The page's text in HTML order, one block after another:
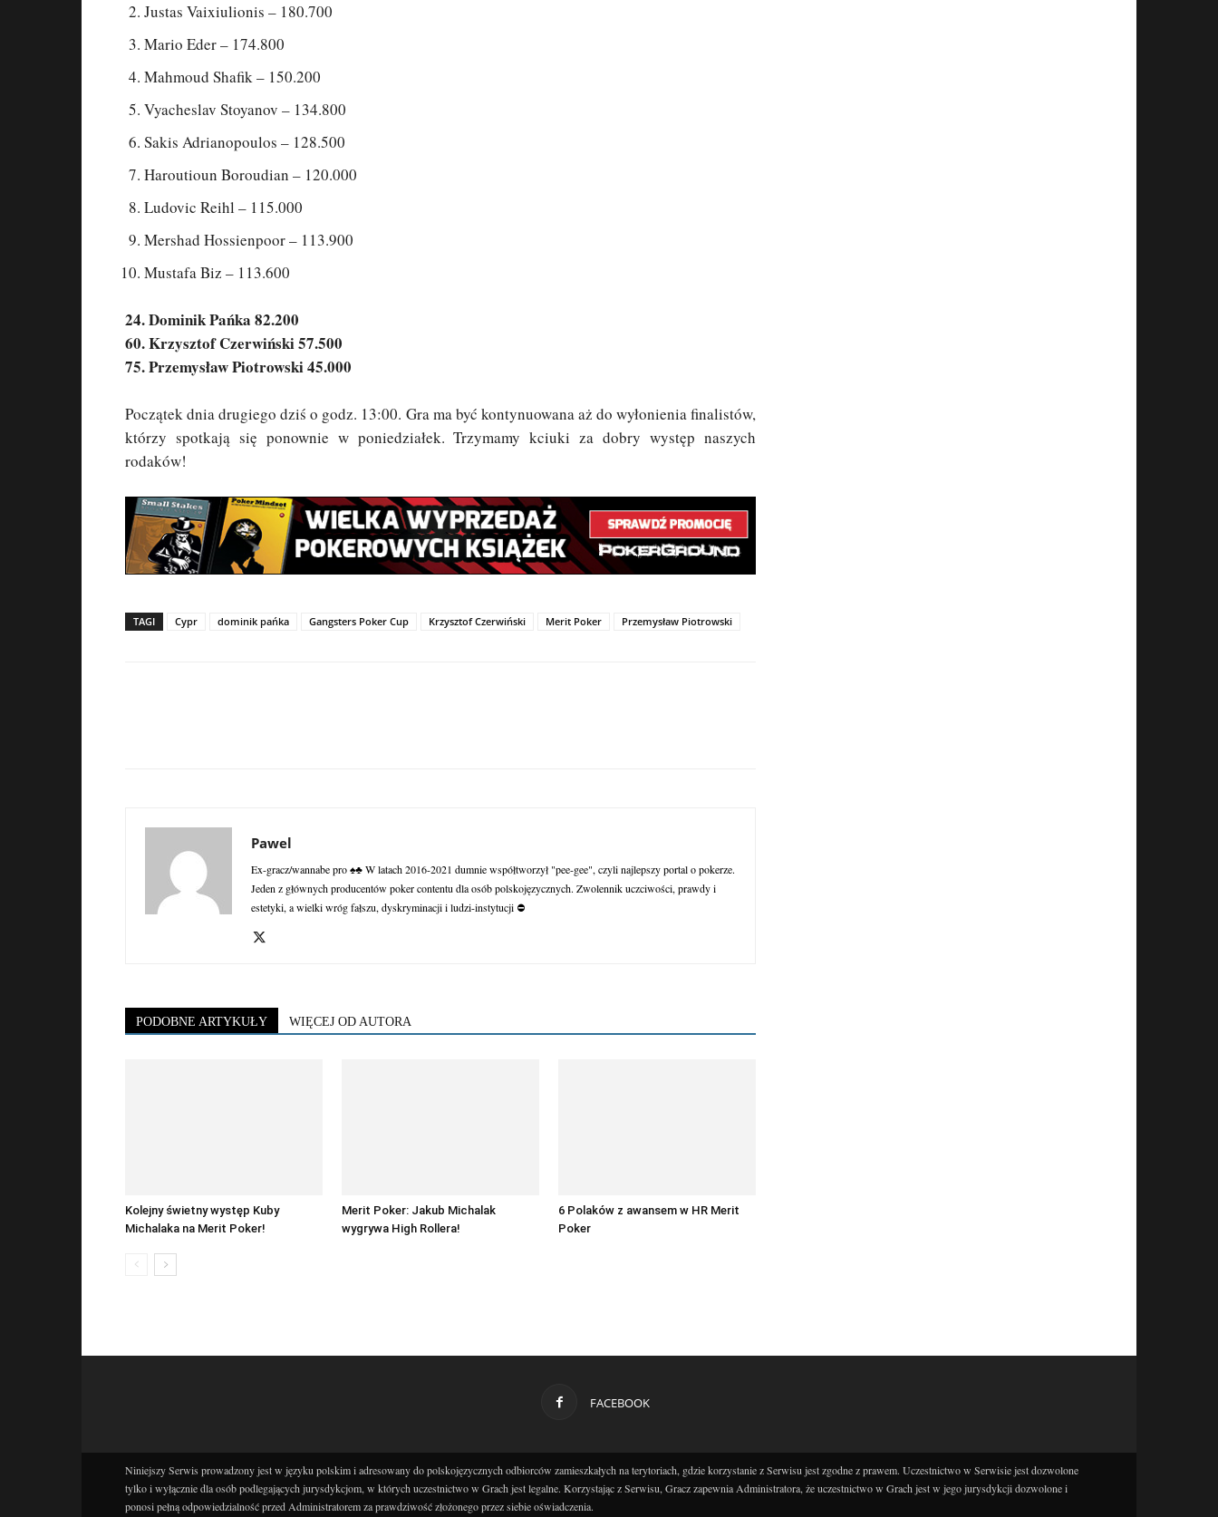
Justas Vaixiulionis – 180.700
Mario Eder – 174.800
Mahmoud Shafik – 150.200
Vyacheslav Stoyanov – 134.800
Sakis Adrianopoulos – 128.500
Haroutioun Boroudian – 120.000
Ludovic Reihl – 115.000
Mershad Hossienpoor – 113.900
Mustafa Biz – 113.600
24. Dominik Pańka 82.200
60. Krzysztof Czerwiński 57.500
75. Przemysław Piotrowski 45.000
Początek dnia drugiego dziś o godz. 13:00. Gra ma być kontynuowana aż do wyłonienia finalistów,
którzy spotkają się ponownie w poniedziałek. Trzymamy kciuki za dobry występ naszych
rodaków!
TAGI Cypr dominik pańka Gangsters Poker Cup Krzysztof Czerwiński Merit Poker Przemysław Piotrowski
Pawel
Ex-gracz/wannabe pro ♠♣ W latach 2016-2021 dumnie współtworzył "pee-gee", czyli najlepszy portal o pokerze.
Jeden z głównych producentów poker contentu dla osób polskojęzycznych. Zwolennik uczciwości, prawdy i
estetyki, a wielki wróg fałszu, dyskryminacji i ludzi-instytucji ⛔
PODOBNE ARTYKUŁY WIĘCEJ OD AUTORA
Kolejny świetny występ Kuby
Michalaka na Merit Poker!
Merit Poker: Jakub Michalak
wygrywa High Rollera!
6 Polaków z awansem w HR Merit
Poker
FACEBOOK
Niniejszy Serwis prowadzony jest w języku polskim i adresowany do polskojęzycznych odbiorców zamieszkałych na terytoriach, gdzie korzystanie z Serwisu jest zgodne z prawem. Uczestnictwo w Serwisie jest dozwolone
tylko i wyłącznie dla osób podlegających jurysdykcjom, w których uczestnictwo w Grach jest legalne. Korzystając z Serwisu, Gracz zapewnia Administratora, że uczestnictwo w Grach jest w jego jurysdykcji dozwolone i
ponosi pełną odpowiedzialność przed Administratorem za prawdziwość złożonego przez siebie oświadczenia.